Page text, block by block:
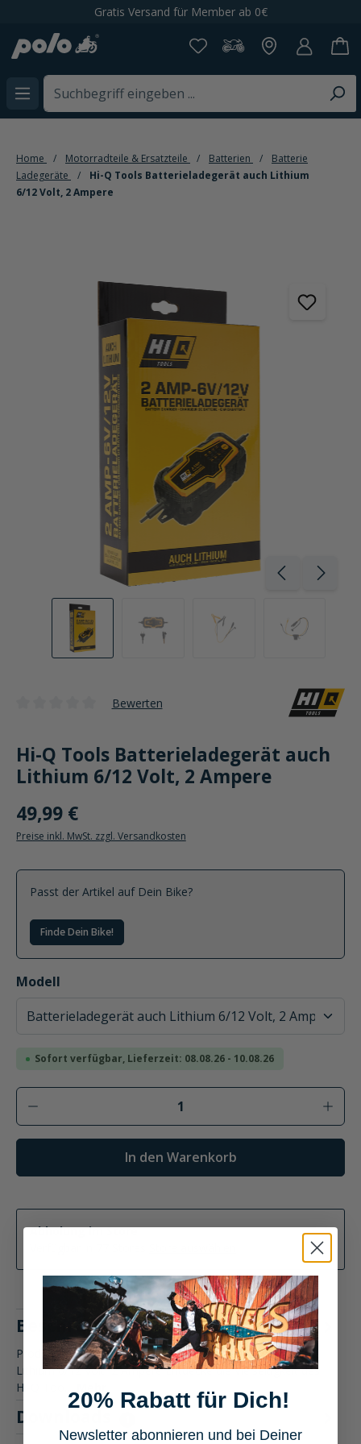
Gratis Versand für Member ab 0€
Home Motorradteile & Ersatzteile Batterien
Batterie
Ladegeräte
Hi-Q Tools Batterieladegerät auch Lithium
6/12 Volt, 2 Ampere
Bewerten
Hi-Q Tools Batterieladegerät auch
Lithium 6/12 Volt, 2 Ampere
49,99 €
Preise inkl. MwSt. zzgl. Versandkosten
Passt der Artikel auf Dein Bike?
Finde Dein Bike!
Modell
auswählen
Sofort verfügbar, Lieferzeit: 08.08.26 - 10.08.26
Produkt Anzahl: Gib den gewünschten
In den Warenkorb
Abholung im Store
Beschreibung
Produktbeschreibung: Hi-Q Tools Batterieladegerät auch
Lithium 6/12 Volt, 2 Ampere Entdecke die Vielseitigkeit des
Hi-Q Too…
Downloads
20% Rabatt für Dich!
Newsletter abonnieren und bei Deiner